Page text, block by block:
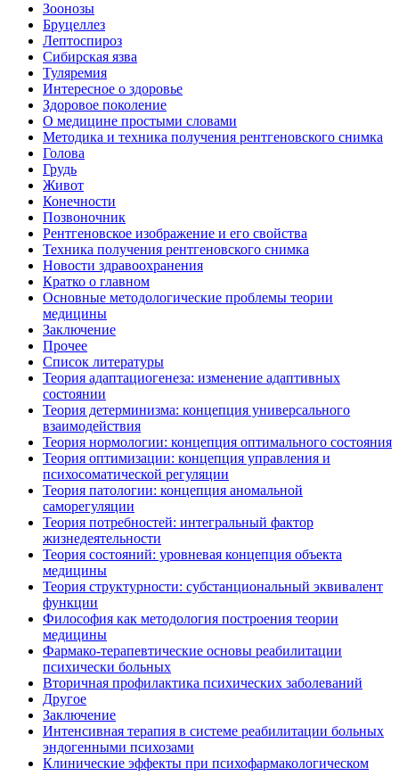
Зоонозы
Бруцеллез
Лептоспироз
Сибирская язва
Туляремия
Интересное о здоровье
Здоровое поколение
О медицине простыми словами
Методика и техника получения рентгеновского снимка
Голова
Грудь
Живот
Конечности
Позвоночник
Рентгеновское изображение и его свойства
Техника получения рентгеновского снимка
Новости здравоохранения
Кратко о главном
Основные методологические проблемы теории
медицины
Заключение
Прочее
Список литературы
Теория адаптациогенеза: изменение адаптивных
состоянии
Теория детерминизма: концепция универсального
взаимодействия
Теория нормологии: концепция оптимального состояния
Теория оптимизации: концепция управления и
психосоматической регуляции
Теория патологии: концепция аномальной
саморегуляции
Теория потребностей: интегральный фактор
жизнедеятельности
Теория состояний: уровневая концепция объекта
медицины
Теория структурности: субстанциональный эквивалент
функции
Философия как методология построения теории
медицины
Фармако-терапевтические основы реабилитации
психически больных
Вторичная профилактика психических заболеваний
Другое
Заключение
Интенсивная терапия в системе реабилитации больных
эндогенными психозами
Клинические эффекты при психофармакологическом